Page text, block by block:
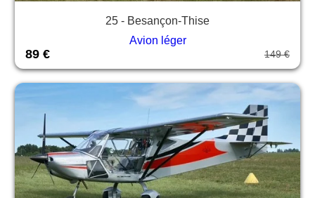
25 - Besançon-Thise
Avion léger
89 € 149 €